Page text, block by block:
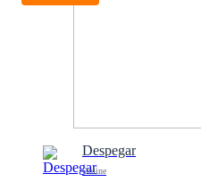
Despegar
Online